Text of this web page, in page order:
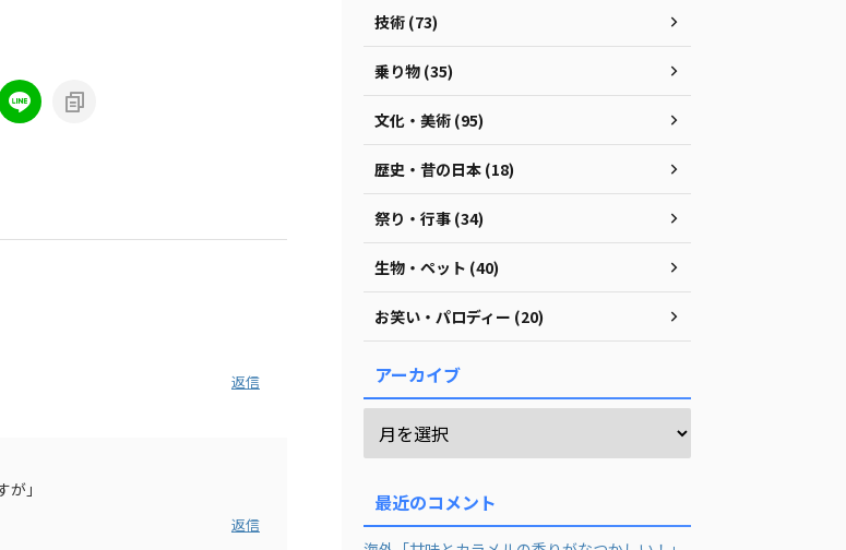
返信
」
返信
技術 (73)
乗り物 (35)
文化・美術 (95)
歴史・昔の日本 (18)
祭り・行事 (34)
生物・ペット (40)
お笑い・パロディー (20)
アーカイブ
最近のコメント